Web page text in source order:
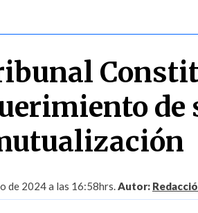
de
de 2024 a las 16:58hrs.Autor: